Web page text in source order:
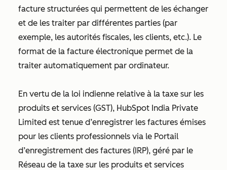
facture structurées qui permettent de les échanger
et de les traiter par différentes parties (par
exemple, les autorités fiscales, les clients, etc.). Le
format de la facture électronique permet de la
traiter automatiquement par ordinateur.
En vertu de la loi indienne relative à la taxe sur les
produits et services (GST), HubSpot India Private
Limited est tenue d’enregistrer les factures émises
pour les clients professionnels via le Portail
d’enregistrement des factures (IRP), géré par le
Réseau de la taxe sur les produits et services